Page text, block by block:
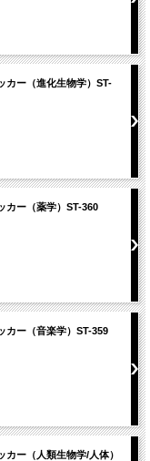
カー（進化生物学）ST-
カー（薬学）ST-360
カー（音楽学）ST-359
ー（人類生物学/人体）